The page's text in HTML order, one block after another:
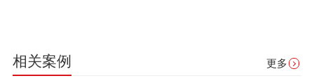
相关案例 更多